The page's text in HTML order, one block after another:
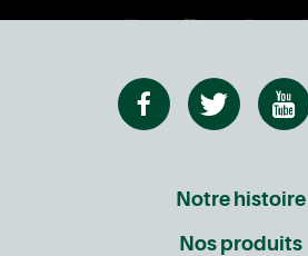
Notre histoire
Nos produits